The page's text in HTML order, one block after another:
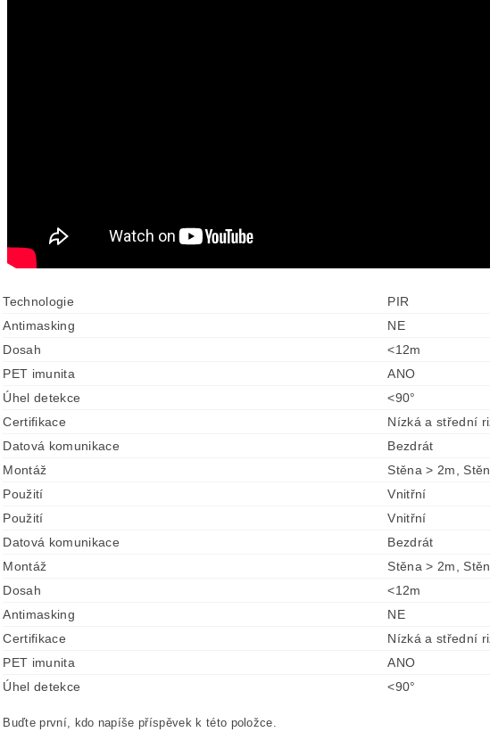
Technologie
PIR
Antimasking
NE
Dosah
<12m
PET imunita
ANO
Úhel detekce
<90°
Certifikace
Nízká a střední
Datová komunikace
Bezdrát
Montáž
Stěna > 2m,
Použití
Vnitřní
Použití
Vnitřní
Datová komunikace
Bezdrát
Montáž
Stěna > 2m,
Dosah
<12m
Antimasking
NE
Certifikace
Nízká a střední
PET imunita
ANO
Úhel detekce
<90°
Buďte první, kdo napíše příspěvek k této položce.